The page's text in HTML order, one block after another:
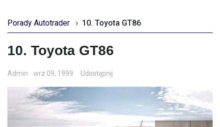
Porady Autotrader › 10. Toyota GT86
10. Toyota GT86
Admin wrz 09, 1999 Udostępnij